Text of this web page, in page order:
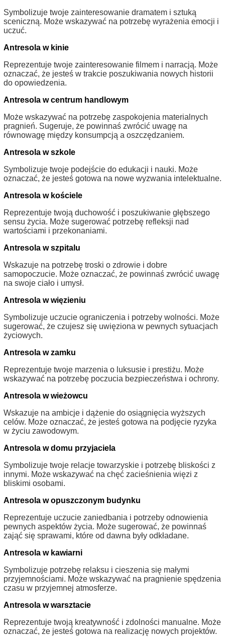
Symbolizuje twoje zainteresowanie dramatem i sztuką
sceniczną. Może wskazywać na potrzebę wyrażenia emocji i
uczuć.
Antresola w kinie
Reprezentuje twoje zainteresowanie filmem i narracją. Może
oznaczać, że jesteś w trakcie poszukiwania nowych historii
do opowiedzenia.
Antresola w centrum handlowym
Może wskazywać na potrzebę zaspokojenia materialnych
pragnień. Sugeruje, że powinnaś zwrócić uwagę na
równowagę między konsumpcją a oszczędzaniem.
Antresola w szkole
Symbolizuje twoje podejście do edukacji i nauki. Może
oznaczać, że jesteś gotowa na nowe wyzwania intelektualne.
Antresola w kościele
Reprezentuje twoją duchowość i poszukiwanie głębszego
sensu życia. Może sugerować potrzebę refleksji nad
wartościami i przekonaniami.
Antresola w szpitalu
Wskazuje na potrzebę troski o zdrowie i dobre
samopoczucie. Może oznaczać, że powinnaś zwrócić uwagę
na swoje ciało i umysł.
Antresola w więzieniu
Symbolizuje uczucie ograniczenia i potrzeby wolności. Może
sugerować, że czujesz się uwięziona w pewnych sytuacjach
życiowych.
Antresola w zamku
Reprezentuje twoje marzenia o luksusie i prestiżu. Może
wskazywać na potrzebę poczucia bezpieczeństwa i ochrony.
Antresola w wieżowcu
Wskazuje na ambicje i dążenie do osiągnięcia wyższych
celów. Może oznaczać, że jesteś gotowa na podjęcie ryzyka
w życiu zawodowym.
Antresola w domu przyjaciela
Symbolizuje twoje relacje towarzyskie i potrzebę bliskości z
innymi. Może wskazywać na chęć zacieśnienia więzi z
bliskimi osobami.
Antresola w opuszczonym budynku
Reprezentuje uczucie zaniedbania i potrzeby odnowienia
pewnych aspektów życia. Może sugerować, że powinnaś
zająć się sprawami, które od dawna były odkładane.
Antresola w kawiarni
Symbolizuje potrzebę relaksu i cieszenia się małymi
przyjemnościami. Może wskazywać na pragnienie spędzenia
czasu w przyjemnej atmosferze.
Antresola w warsztacie
Reprezentuje twoją kreatywność i zdolności manualne. Może
oznaczać, że jesteś gotowa na realizację nowych projektów.